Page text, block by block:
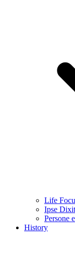
Life
Ipse Dixit
Persone
History